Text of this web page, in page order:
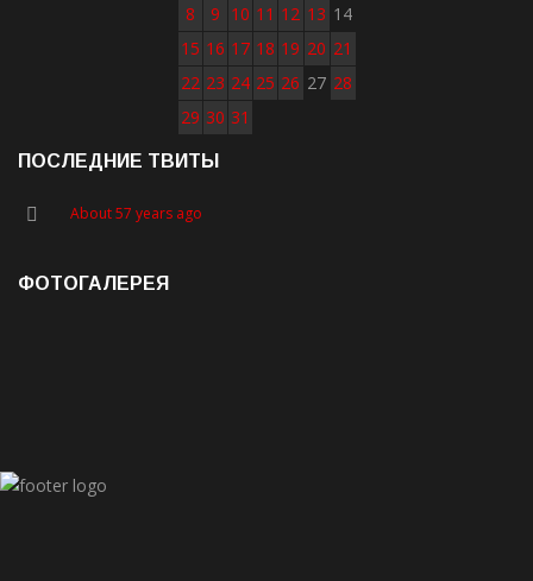
8
9 10 11 12 13 14
15 16 17 18 19 20 21
22 23 24 25 26 27 28
29 30 31
ПОСЛЕДНИЕ ТВИТЫ
About 57 years ago
ФОТОГАЛЕРЕЯ